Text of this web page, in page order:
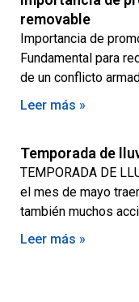
removable
Importancia de
Fundamental para
de un conflicto
Leer más »
Temporada de
TEMPORADA DE
el mes de mayo
también muchos
Leer más »